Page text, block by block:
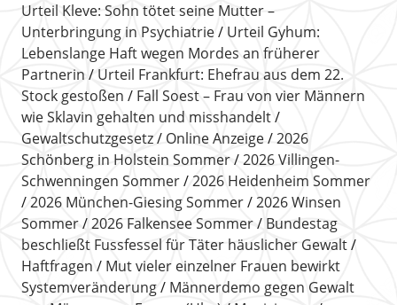
Urteil Kleve: Sohn tötet seine Mutter –
Unterbringung in Psychiatrie
Urteil Gyhum:
Lebenslange Haft wegen Mordes an früherer
Partnerin
Urteil Frankfurt: Ehefrau aus dem 22.
Stock gestoßen
Fall Soest – Frau von vier Männern
wie Sklavin gehalten und misshandelt
Gewaltschutzgesetz
Online Anzeige
2026
Schönberg in Holstein Sommer
2026 Villingen-
Schwenningen Sommer
2026 Heidenheim Sommer
2026 München-Giesing Sommer
2026 Winsen
Sommer
2026 Falkensee Sommer
Bundestag
beschließt Fussfessel für Täter häuslicher Gewalt
Haftfragen
Mut vieler einzelner Frauen bewirkt
Systemveränderung
Männerdemo gegen Gewalt